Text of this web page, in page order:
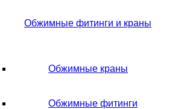
Обжимные фитинги и краны
Обжимные краны
Обжимные фитинги